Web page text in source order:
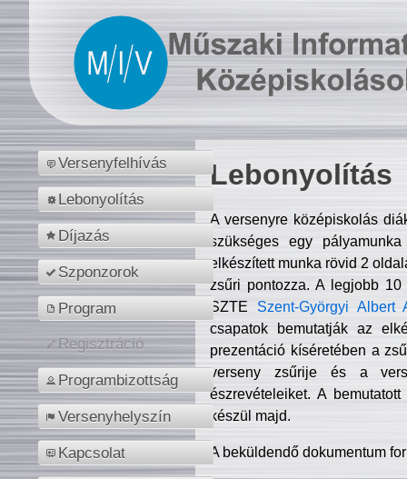
Versenyfelhívás
Lebonyolítás
Díjazás
Szponzorok
Program
Regisztráció
Programbizottság
Versenyhelyszín
Kapcsolat
Lebonyolítás
A versenyre középiskolás
szükséges egy
elkészített munka rövid 2
zsűri pontozza. A legjobb
SZTE Szent-Györgyi Albert
csapatok bemutatják az
prezentáció kíséretében a
verseny zsűrije és a
észrevételeiket. A
készül majd.
A beküldendő dokumentum